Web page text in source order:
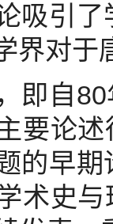
吸引
界对于
自80
要论
的早
术史